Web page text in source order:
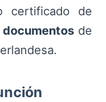
certificado de
documentos de